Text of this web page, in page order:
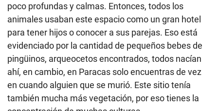
poco profundas y calmas. Entonces, todos los
animales usaban este espacio como un gran hotel
para tener hijos o conocer a sus parejas. Eso está
evidenciado por la cantidad de pequeños bebes de
pingüinos, arqueocetos encontrados, todos nacían
ahí, en cambio, en Paracas solo encuentras de vez
en cuando alguien que se murió. Este sitio tenía
también mucha más vegetación, por eso tienes la